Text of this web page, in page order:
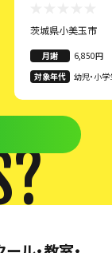
茨城県小美玉市
月謝
6,850円
対象年代
幼児・小